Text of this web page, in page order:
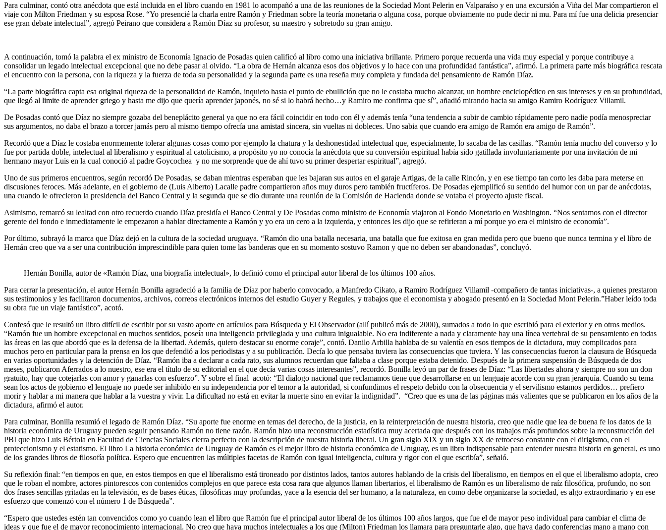
Para culminar, contó otra anécdota que está incluida en el libro cuando en 1981 lo acompañó a una de las reuniones de la Sociedad Mont Pelerin en Valparaíso y en una excursión a Viña del Mar compartieron el
viaje con Milton Friedman y su esposa Rose. “Yo presencié la charla entre Ramón y Friedman sobre la teoría monetaria o alguna cosa, porque obviamente no pude decir ni mu. Para mí fue una delicia presenciar
ese gran debate intelectual”, agregó Peirano que considera a Ramón Díaz su profesor, su maestro y sobretodo su gran amigo.
A continuación, tomó la palabra el ex ministro de Economía Ignacio de Posadas quien calificó al libro como una iniciativa brillante. Primero porque recuerda una vida muy especial y porque contribuye a
consolidar un legado intelectual excepcional que no debe pasar al olvido. “La obra de Hernán alcanza esos dos objetivos y lo hace con una profundidad fantástica”, afirmó. La primera parte más biográfica rescata
el encuentro con la persona, con la riqueza y la fuerza de toda su personalidad y la segunda parte es una reseña muy completa y fundada del pensamiento de Ramón Díaz.
“La parte biográfica capta esa original riqueza de la personalidad de Ramón, inquieto hasta el punto de ebullición que no le costaba mucho alcanzar, un hombre enciclopédico en sus intereses y en su profundidad,
que llegó al limite de aprender griego y hasta me dijo que quería aprender japonés, no sé si lo habrá hecho…y Ramiro me confirma que sí”, añadió mirando hacia su amigo Ramiro Rodríguez Villamil.
De Posadas contó que Díaz no siempre gozaba del beneplácito general ya que no era fácil coincidir en todo con él y además tenía “una tendencia a subir de cambio rápidamente pero nadie podía menospreciar
sus argumentos, no daba el brazo a torcer jamás pero al mismo tiempo ofrecía una amistad sincera, sin vueltas ni dobleces. Uno sabia que cuando era amigo de Ramón era amigo de Ramón”.
Recordó que a Díaz le costaba enormemente tolerar algunas cosas como por ejemplo la chatura y la deshonestidad intelectual que, especialmente, lo sacaba de las casillas. “Ramón tenía mucho del converso y lo
fue por partida doble, intelectual al liberalismo y espiritual al catolicismo, a propósito yo no conocía la anécdota que su conversión espiritual había sido gatillada involuntariamente por una invitación de mi
hermano mayor Luis en la cual conoció al padre Goycochea y no me sorprende que de ahí tuvo su primer despertar espiritual”, agregó.
Uno de sus primeros encuentros, según recordó De Posadas, se daban mientras esperaban que les bajaran sus autos en el garaje Artigas, de la calle Rincón, y en ese tiempo tan corto les daba para meterse en
discusiones feroces. Más adelante, en el gobierno de (Luis Alberto) Lacalle padre compartieron años muy duros pero también fructíferos. De Posadas ejemplificó su sentido del humor con un par de anécdotas,
una cuando le ofrecieron la presidencia del Banco Central y la segunda que se dio durante una reunión de la Comisión de Hacienda donde se votaba el proyecto ajuste fiscal.
Asimismo, remarcó su lealtad con otro recuerdo cuando Díaz presidía el Banco Central y De Posadas como ministro de Economía viajaron al Fondo Monetario en Washington. “Nos sentamos con el director
gerente del fondo e inmediatamente le empezaron a hablar directamente a Ramón y yo era un cero a la izquierda, y entonces les dijo que se refirieran a mí porque yo era el ministro de economía”.
Por último, subrayó la marca que Díaz dejó en la cultura de la sociedad uruguaya. “Ramón dio una batalla necesaria, una batalla que fue exitosa en gran medida pero que bueno que nunca termina y el libro de
Hernán creo que va a ser una contribución imprescindible para quien tome las banderas que en su momento sostuvo Ramon y que no deben ser abandonadas”, concluyó.
Hernán Bonilla, autor de «Ramón Díaz, una biografía intelectual», lo definió como el principal autor liberal de los últimos 100 años.
Para cerrar la presentación, el autor Hernán Bonilla agradeció a la familia de Díaz por haberlo convocado, a Manfredo Cikato, a Ramiro Rodríguez Villamil -compañero de tantas iniciativas-, a quienes prestaron
sus testimonios y les facilitaron documentos, archivos, correos electrónicos internos del estudio Guyer y Regules, y trabajos que el economista y abogado presentó en la Sociedad Mont Pelerin.”Haber leído toda
su obra fue un viaje fantástico”, acotó.
Confesó que le resultó un libro difícil de escribir por su vasto aporte en artículos para Búsqueda y El Observador (allí publicó más de 2000), sumados a todo lo que escribió para el exterior y en otros medios.
“Ramón fue un hombre excepcional en muchos sentidos, poseía una inteligencia privilegiada y una cultura inigualable. No era indiferente a nada y claramente hay una línea vertebral de su pensamiento en todas
las áreas en las que abordó que es la defensa de la libertad. Además, quiero destacar su enorme coraje”, contó. Danilo Arbilla hablaba de su valentía en esos tiempos de la dictadura, muy complicados para
muchos pero en particular para la prensa en los que defendió a los periodistas y a su publicación. Decía lo que pensaba tuviera las consecuencias que tuviera. Y las consecuencias fueron la clausura de Búsqueda
en varias oportunidades y la detención de Díaz. “Ramón iba a declarar a cada rato, sus alumnos recuerdan que faltaba a clase porque estaba detenido. Después de la primera suspensión de Búsqueda de dos
meses, publicaron Aferrados a lo nuestro, ese era el título de su editorial en el que decía varias cosas interesantes”, recordó. Bonilla leyó un par de frases de Díaz: “Las libertades ahora y siempre no son un don
gratuito, hay que cotejarlas con amor y ganarlas con esfuerzo”. Y sobre el final acotó: “El dialogo nacional que reclamamos tiene que desarrollarse en un lenguaje acorde con su gran jerarquía. Cuando su tema
sean los actos de gobierno el lenguaje no puede ser inhibido en su independencia por el temor a la autoridad, si confundimos el respeto debido con la obsecuencia y el servilismo estamos perdidos… prefiero
morir y hablar a mi manera que hablar a la vuestra y vivir. La dificultad no está en evitar la muerte sino en evitar la indignidad”. “Creo que es una de las páginas más valientes que se publicaron en los años de la
dictadura, afirmó el autor.
Para culminar, Bonilla resumió el legado de Ramón Díaz. “Su aporte fue enorme en temas del derecho, de la justicia, en la reinterpretación de nuestra historia, creo que nadie que lea de buena fe los datos de la
historia económica de Uruguay pueden seguir pensando Ramón no tiene razón. Ramón hizo una reconstrucción estadística muy acertada que después con los trabajos más profundos sobre la reconstrucción del
PBI que hizo Luis Bértola en Facultad de Ciencias Sociales cierra perfecto con la descripción de nuestra historia liberal. Un gran siglo XIX y un siglo XX de retroceso constante con el dirigismo, con el
proteccionismo y el estatismo. El libro La historia económica de Uruguay de Ramón es el mejor libro de historia económica de Uruguay, es un libro indispensable para entender nuestra historia en general, es uno
de los grandes libros de filosofía política. Espero que encuentren las múltiples facetas de Ramón con igual inteligencia, cultura y rigor con el que escribía”, señaló.
Su reflexión final: “en tiempos en que, en estos tiempos en que el liberalismo está tironeado por distintos lados, tantos autores hablando de la crisis del liberalismo, en tiempos en el que el liberalismo adopta, creo
que le roban el nombre, actores pintorescos con contenidos complejos en que parece esta cosa rara que algunos llaman libertarios, el liberalismo de Ramón es un liberalismo de raíz filosófica, profundo, no son
dos frases sencillas gritadas en la televisión, es de bases éticas, filosóficas muy profundas, yace a la esencia del ser humano, a la naturaleza, en como debe organizarse la sociedad, es algo extraordinario y en ese
esfuerzo que comenzó con el número 1 de Búsqueda”.
“Espero que ustedes estén tan convencidos como yo cuando lean el libro que Ramón fue el principal autor liberal de los últimos 100 años largos, que fue el de mayor peso individual para cambiar el clima de
ideas y que fue el de mayor reconocimiento internacional. No creo que haya muchos intelectuales a los que (Milton) Friedman los llamara para preguntarle algo, que haya dado conferencias mano a mano con